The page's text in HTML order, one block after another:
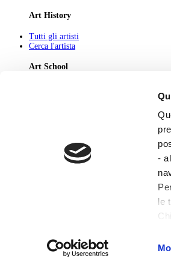
-
le
Art History
Tutti gli artisti
Cerca l'artista
Art School
Newsletter
© 2026 GIUNTI EDITORE s.p.a., piazza Virgilio 4 -
Codice fiscale e numero d'iscrizione al Registro Imprese di
powered by ZUMEDIA